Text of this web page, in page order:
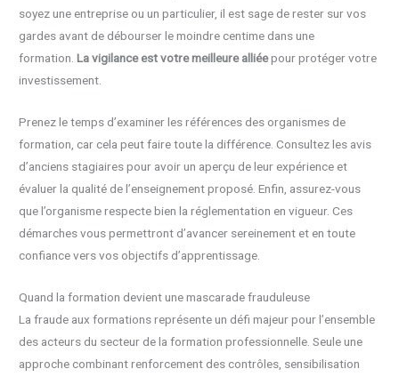
soyez une entreprise ou un particulier, il est sage de rester sur vos
gardes avant de débourser le moindre centime dans une
formation.La vigilance est votre meilleure alliéepour protéger votre
investissement.
Prenez le temps d’examiner les références des organismes de
formation, car cela peut faire toute la différence. Consultez les avis
d’anciens stagiaires pour avoir un aperçu de leur expérience et
évaluer la qualité de l’enseignement proposé. Enfin, assurez-vous
que l’organisme respecte bien la réglementation en vigueur. Ces
démarches vous permettront d’avancer sereinement et en toute
confiance vers vos objectifs d’apprentissage.
Quand la formation devient une mascarade frauduleuse
La fraude aux formations représente un défi majeur pour l’ensemble
des acteurs du secteur de la formation professionnelle. Seule une
approche combinant renforcement des contrôles, sensibilisation